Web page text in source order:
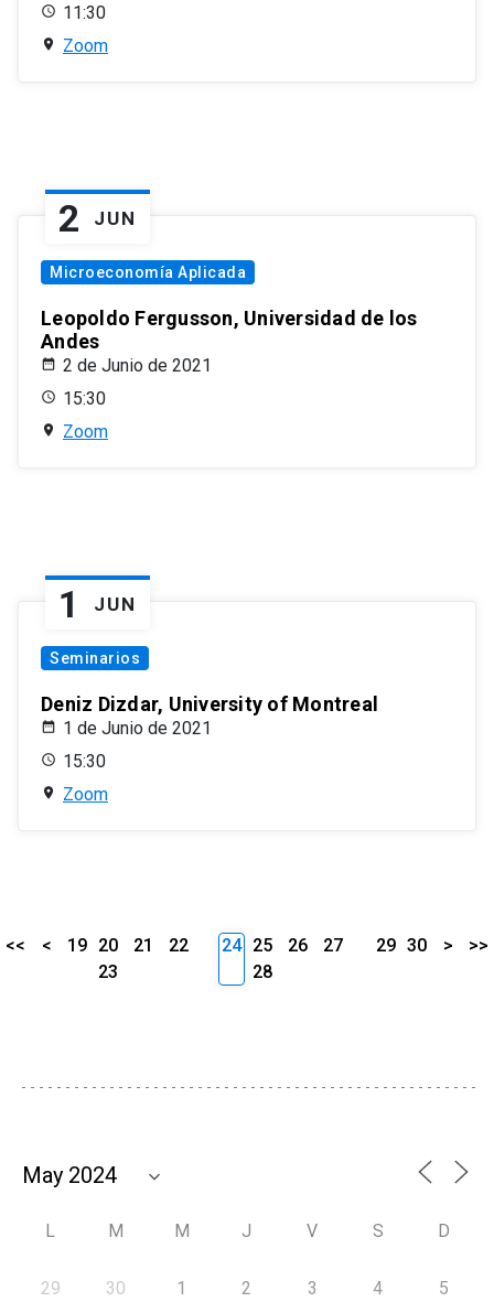
11:30
Zoom
2 JUN
Microeconomía Aplicada
Leopoldo Fergusson, Universidad de los
Andes
2 de Junio de 2021
15:30
Zoom
1 JUN
Seminarios
Deniz Dizdar, University of Montreal
1 de Junio de 2021
15:30
Zoom
<< < 19 20 21
22
23
24 25 26
27
28
29 30 > >>
L M M J V S D
29 30 1 2 3 4 5